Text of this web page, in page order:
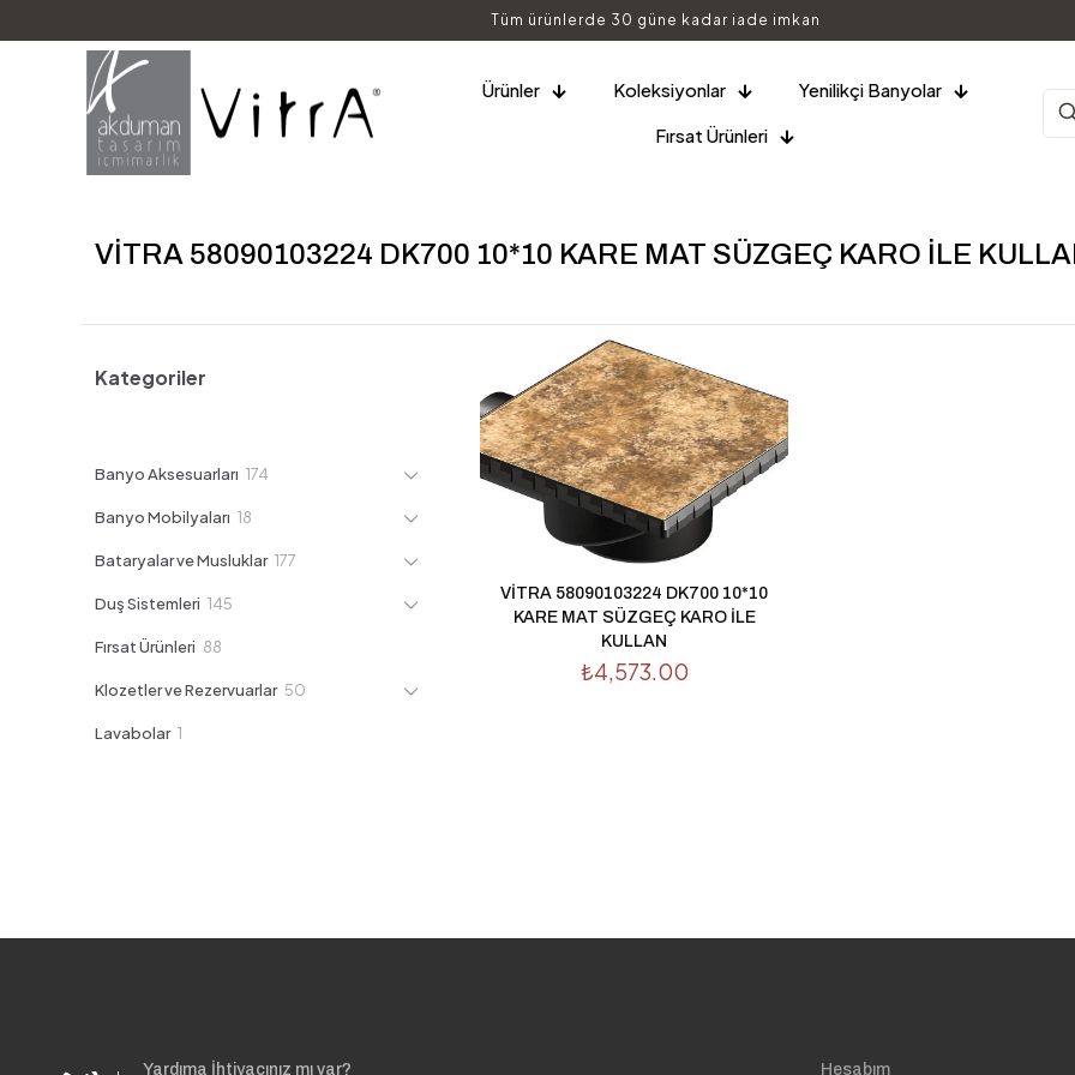
Tüm ürünlerde 30 güne kadar iade imkan
Ürünler Koleksiyonlar
Yenilikçi Banyolar
Fırsat Ürünleri
VİTRA 58090103224 DK700 10*10 KARE MAT SÜZGEÇ KARO İLE
Kategoriler
Banyo Aksesuarları 174
Banyo Mobilyaları 18
Bataryalar ve Musluklar 177
Duş Sistemleri 145
Fırsat Ürünleri 88
Klozetler ve Rezervuarlar 50
Lavabolar 1
VİTRA 58090103224 DK700 10*10
KARE MAT SÜZGEÇ KARO İLE
KULLAN
₺4,573.00
Yardıma İhtiyacınız mı var? Hesabım